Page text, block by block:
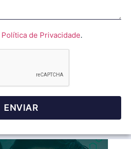
Política de Privacidade.
ENVIAR